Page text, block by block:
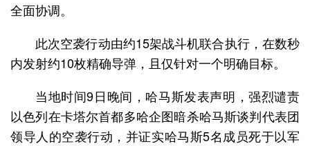
全面协调。
此次空袭行动由约15架战斗机联合执行，在数秒
内发射约10枚精确导弹，且仅针对一个明确目标。
当地时间9日晚间，哈马斯发表声明，强烈谴责
以色列在卡塔尔首都多哈企图暗杀哈马斯谈判代表团
领导人的空袭行动，并证实哈马斯5名成员死于以军